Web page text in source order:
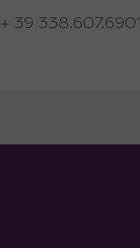
+ 39 338.607.6901